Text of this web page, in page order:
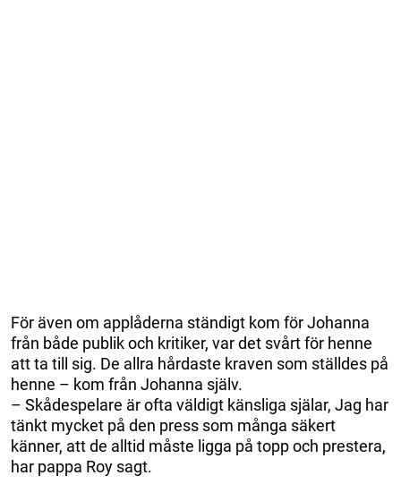
För även om applåderna ständigt kom för Johanna
från både publik och kritiker, var det svårt för henne
att ta till sig. De allra hårdaste kraven som ställdes på
henne – kom från Johanna själv.
– Skådespelare är ofta väldigt känsliga själar, Jag har
tänkt mycket på den press som många säkert
känner, att de alltid måste ligga på topp och prestera,
har pappa Roy sagt.